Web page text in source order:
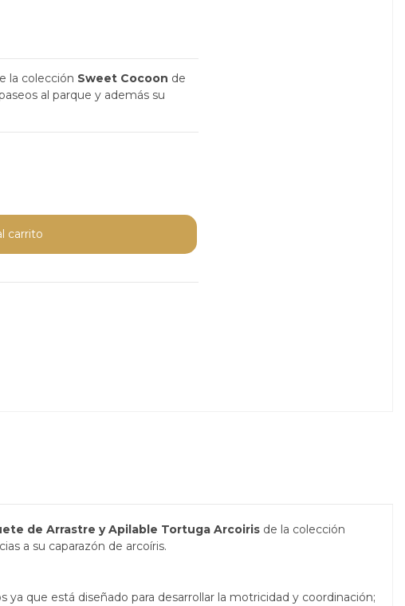
la colección Sweet Cocoon de
al parque y además su
carrito
de Arrastre y Apilable Tortuga Arcoiris de la colección
a su caparazón de arcoíris.
que está diseñado para desarrollar la motricidad y coordinación;